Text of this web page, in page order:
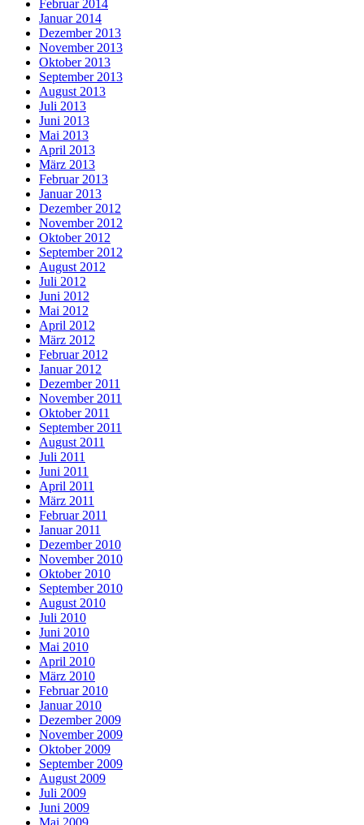
Februar 2014
Januar 2014
Dezember 2013
November 2013
Oktober 2013
September 2013
August 2013
Juli 2013
Juni 2013
Mai 2013
April 2013
März 2013
Februar 2013
Januar 2013
Dezember 2012
November 2012
Oktober 2012
September 2012
August 2012
Juli 2012
Juni 2012
Mai 2012
April 2012
März 2012
Februar 2012
Januar 2012
Dezember 2011
November 2011
Oktober 2011
September 2011
August 2011
Juli 2011
Juni 2011
April 2011
März 2011
Februar 2011
Januar 2011
Dezember 2010
November 2010
Oktober 2010
September 2010
August 2010
Juli 2010
Juni 2010
Mai 2010
April 2010
März 2010
Februar 2010
Januar 2010
Dezember 2009
November 2009
Oktober 2009
September 2009
August 2009
Juli 2009
Juni 2009
Mai 2009